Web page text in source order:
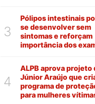
3
Pólipos intestinais
se desenvolver sem
sintomas e reforçam
importância dos
4
ALPB aprova projeto
Júnior Araújo que
programa de
para mulheres